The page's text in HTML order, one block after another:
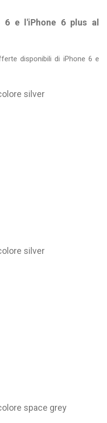
6 e l'iPhone 6 plus al
disponibili di iPhone 6 e
silver
silver
space grey